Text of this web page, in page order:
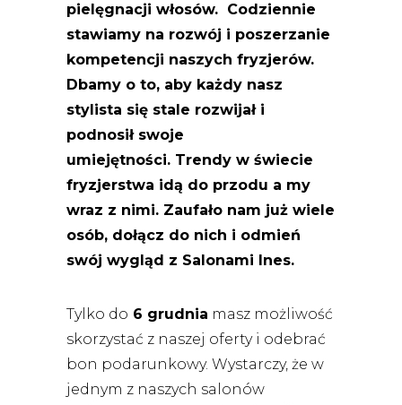
pielęgnacji włosów. Codziennie
stawiamy na rozwój i poszerzanie
kompetencji naszych fryzjerów.
Dbamy o to, aby każdy nasz
stylista się stale rozwijał i
podnosił swoje
umiejętności. Trendy w świecie
fryzjerstwa idą do przodu a my
wraz z nimi. Zaufało nam już wiele
osób, dołącz do nich i odmień
swój wygląd z Salonami Ines.
Tylko do 6 grudnia masz możliwość
skorzystać z naszej oferty i odebrać
bon podarunkowy. Wystarczy, że w
jednym z naszych salonów